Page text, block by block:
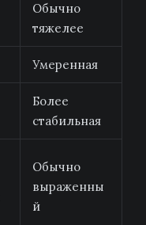
Обычно
тяжелее
Умеренная
Более
стабильная
Обычно
выраженны
й